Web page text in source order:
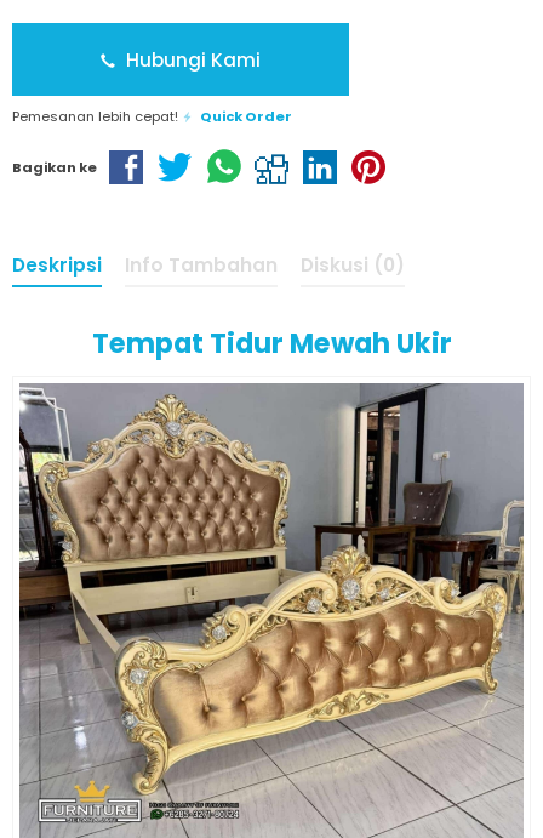
Hubungi Kami
Pemesanan lebih cepat! Quick Order
Bagikan ke
Deskripsi Info Tambahan Diskusi (0)
Tempat Tidur Mewah Ukir